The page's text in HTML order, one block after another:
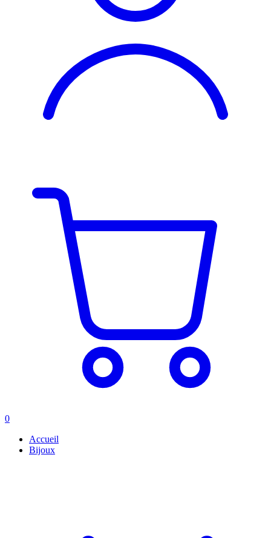
0
Accueil
Bijoux